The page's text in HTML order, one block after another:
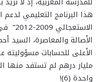
هذا البرنامج التعليمي لدعم
الأصالة والمعاصرة،
مليار درهم لم تستفد منها
واحدة (6)!